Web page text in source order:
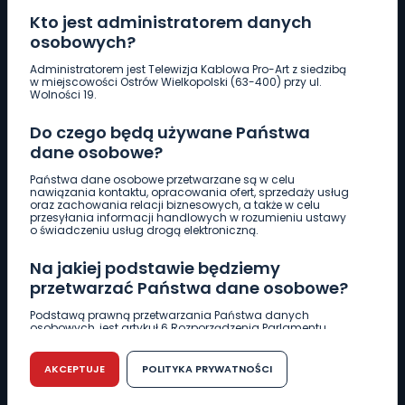
Kto jest administratorem danych
osobowych?
Administratorem jest Telewizja Kablowa Pro-Art z siedzibą
w miejscowości Ostrów Wielkopolski (63-400) przy ul.
Wolności 19.
Do czego będą używane Państwa
dane osobowe?
Państwa dane osobowe przetwarzane są w celu
nawiązania kontaktu, opracowania ofert, sprzedaży usług
oraz zachowania relacji biznesowych, a także w celu
przesyłania informacji handlowych w rozumieniu ustawy
o świadczeniu usług drogą elektroniczną.
Na jakiej podstawie będziemy
przetwarzać Państwa dane osobowe?
Podstawą prawną przetwarzania Państwa danych
osobowych, jest artykuł 6 Rozporządzenia Parlamentu
r. w sprawie ochrony osób fizycznych w związku z
przetwarzaniem danych osobowych w sprawie
swobodnego przepływu takich danych oraz uchylenia
dyrektywy 95/46/WE (RODO).
AKCEPTUJE POLITYKA PRYWATNOŚCI
Pobierz logotyp
661 997 997
REDAKCJA
62 735 22 22redakcja@wlkp24.info
DZIAŁ REKLAMY
62 735 01 85 reklama@wlkp24.info
WIADOMOŚCI
CIEKAWOSTKI